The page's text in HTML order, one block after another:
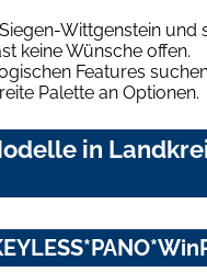
Wittgenstein und
keine Wünsche offen.
Features
Palette an Optionen.
in